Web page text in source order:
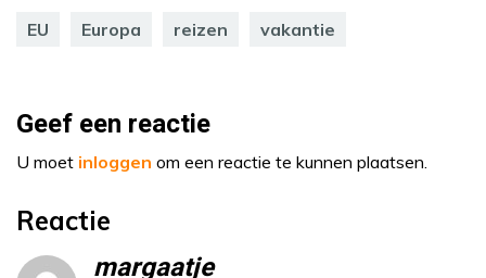
EU Europa reizen vakantie
Geef een reactie
U moet inloggen om een reactie te kunnen plaatsen.
Reactie
margaatje